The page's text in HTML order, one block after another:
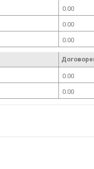
0.00
0.00
0.00
0.00
0.00